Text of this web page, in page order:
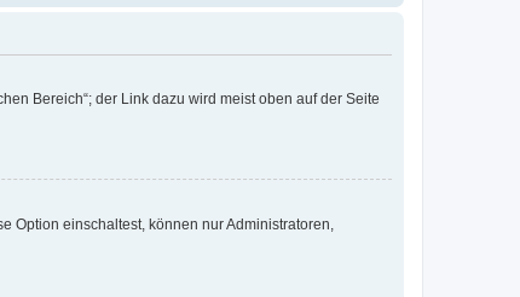
Bereich“; der Link dazu wird meist oben auf der Seite
Option einschaltest, können nur Administratoren,